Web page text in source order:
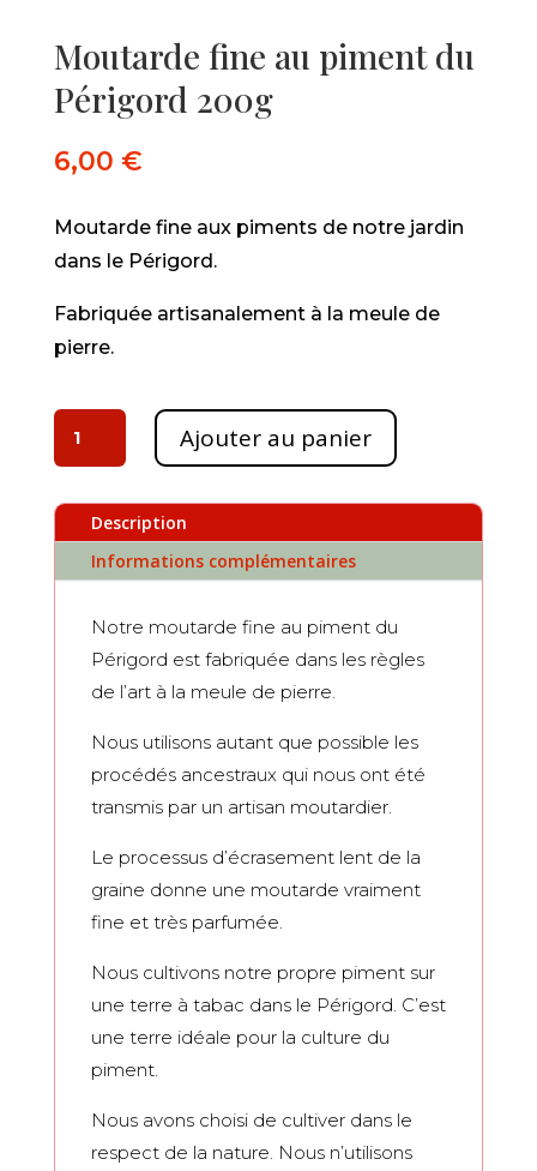
Moutarde fine au piment du
Périgord 200g
6,00 €
Moutarde fine aux piments de notre jardin
dans le Périgord.
Fabriquée artisanalement à la meule de
pierre.
quantité
fine
piment
du
Ajouter au panier
Description
Informations complémentaires
Notre moutarde fine au piment du
Périgord est fabriquée dans les règles
de l’art à la meule de pierre.
Nous utilisons autant que possible les
procédés ancestraux qui nous ont été
transmis par un artisan moutardier.
Le processus d’écrasement lent de la
graine donne une moutarde vraiment
fine et très parfumée.
Nous cultivons notre propre piment sur
une terre à tabac dans le Périgord. C’est
une terre idéale pour la culture du
piment.
Nous avons choisi de cultiver dans le
respect de la nature. Nous n’utilisons